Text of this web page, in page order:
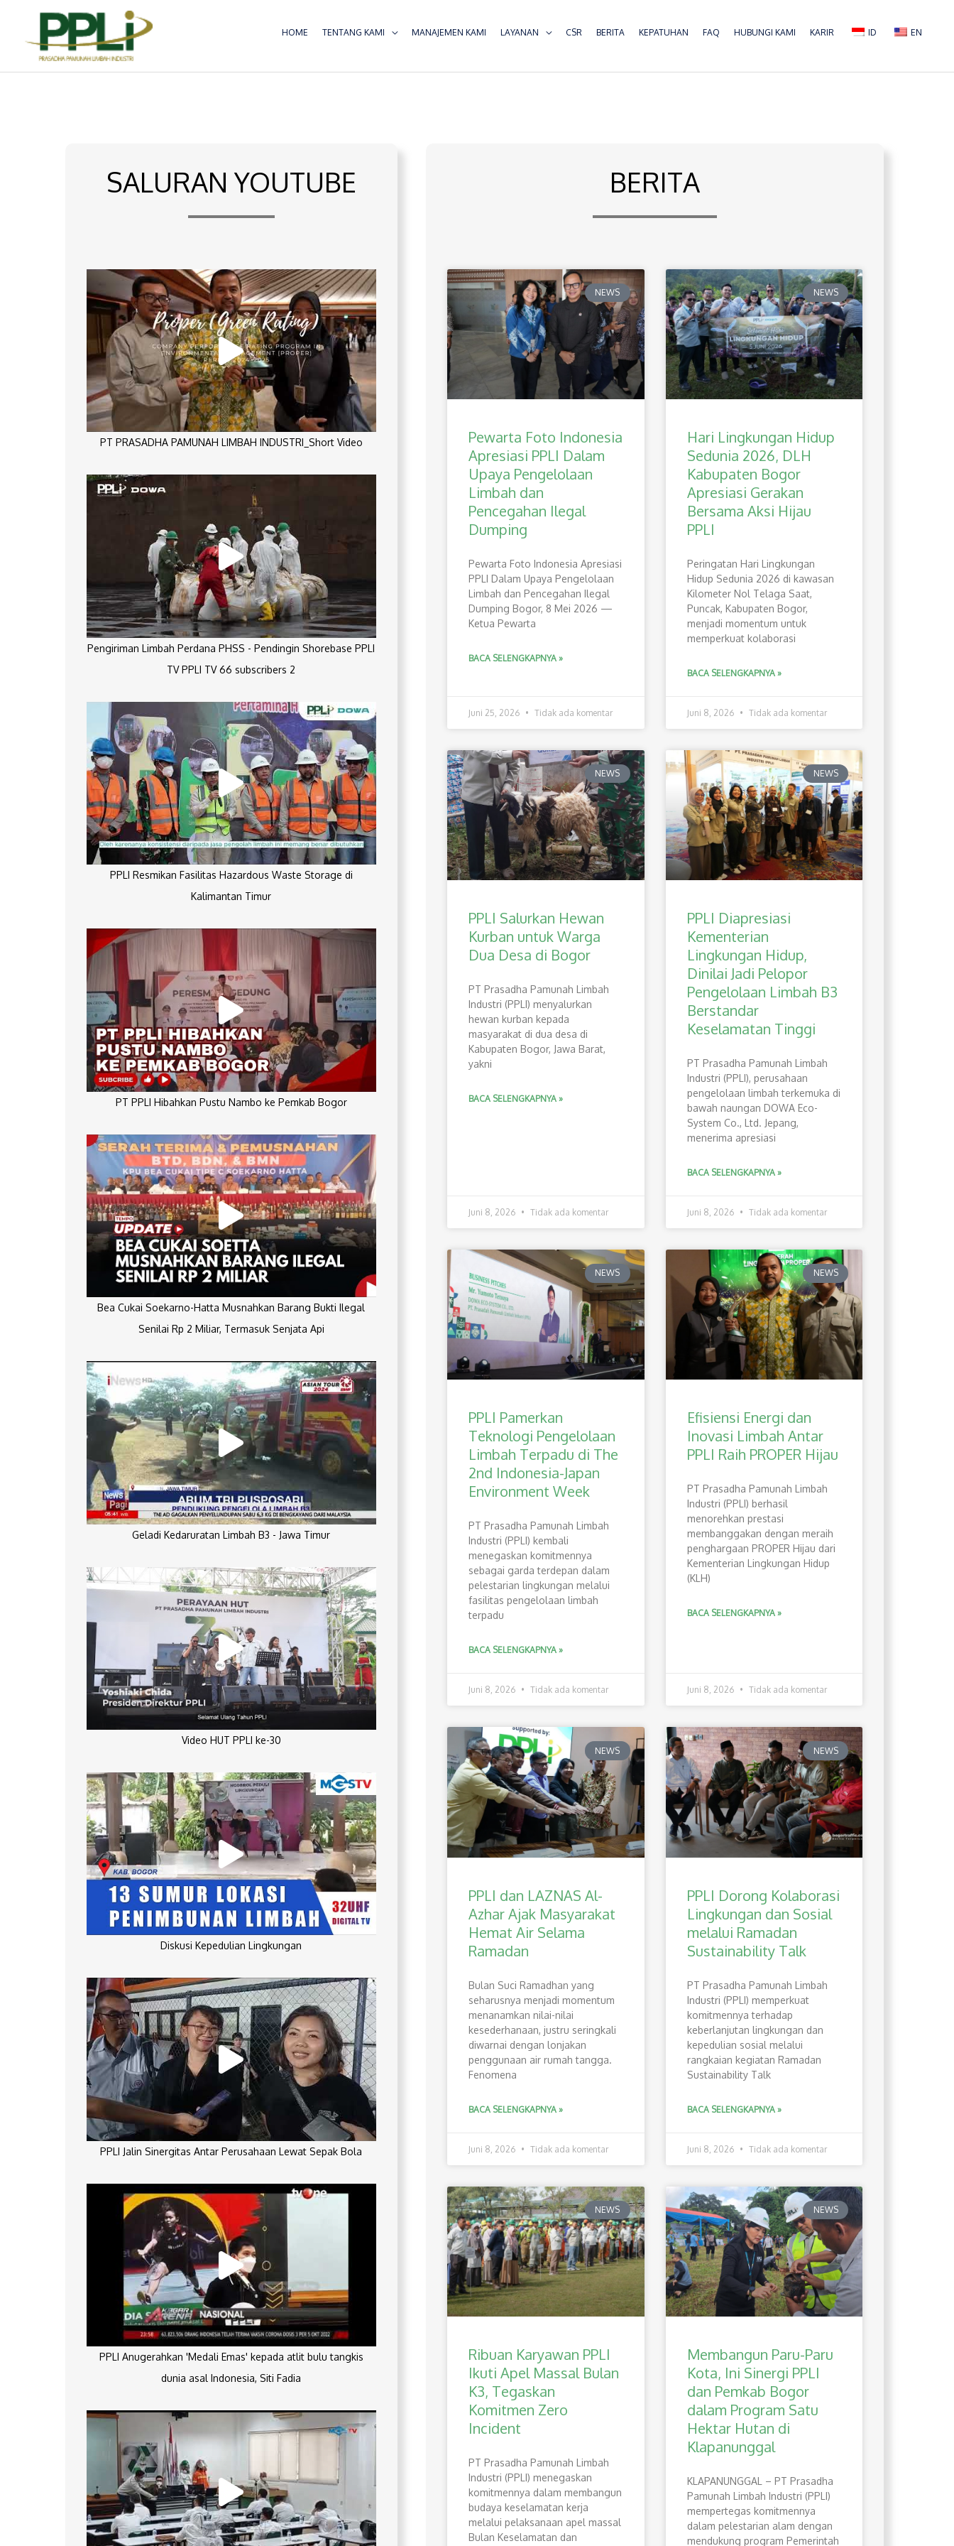
konten
HOME TENTANG KAMI MANAJEMEN KAMI LAYANAN CSR BERITA KEPATUHAN FAQ HUBUNGI KAMI KARIR ID EN
SALURAN YOUTUBE
PT PRASADHA PAMUNAH LIMBAH INDUSTRI_Short Video
Pengiriman Limbah Perdana PHSS - Pendingin Shorebase PPLI
TV PPLI TV 66 subscribers 2
PPLI Resmikan Fasilitas Hazardous Waste Storage di
Kalimantan Timur
PT PPLI Hibahkan Pustu Nambo ke Pemkab Bogor
Bea Cukai Soekarno-Hatta Musnahkan Barang Bukti Ilegal
Senilai Rp 2 Miliar, Termasuk Senjata Api
Geladi Kedaruratan Limbah B3 - Jawa Timur
Video HUT PPLI ke-30
Diskusi Kepedulian Lingkungan
PPLI Jalin Sinergitas Antar Perusahaan Lewat Sepak Bola
PPLI Anugerahkan 'Medali Emas' kepada atlit bulu tangkis
dunia asal Indonesia, Siti Fadia
BERITA
NEWS
Pewarta Foto Indonesia
Apresiasi PPLI Dalam
Upaya Pengelolaan
Limbah dan
Pencegahan Ilegal
Dumping
Pewarta Foto Indonesia Apresiasi
PPLI Dalam Upaya Pengelolaan
Limbah dan Pencegahan Ilegal
Dumping Bogor, 8 Mei 2026 —
Ketua Pewarta
BACA SELENGKAPNYA »
Juni 25, 2026 Tidak ada komentar
NEWS
Hari Lingkungan Hidup
Sedunia 2026, DLH
Kabupaten Bogor
Apresiasi Gerakan
Bersama Aksi Hijau
PPLI
Peringatan Hari Lingkungan
Hidup Sedunia 2026 di kawasan
Kilometer Nol Telaga Saat,
Puncak, Kabupaten Bogor,
menjadi momentum untuk
memperkuat kolaborasi
BACA SELENGKAPNYA »
Juni 8, 2026 Tidak ada komentar
NEWS
PPLI Salurkan Hewan
Kurban untuk Warga
Dua Desa di Bogor
PT Prasadha Pamunah Limbah
Industri (PPLI) menyalurkan
hewan kurban kepada
masyarakat di dua desa di
Kabupaten Bogor, Jawa Barat,
yakni
BACA SELENGKAPNYA »
Juni 8, 2026 Tidak ada komentar
NEWS
PPLI Diapresiasi
Kementerian
Lingkungan Hidup,
Dinilai Jadi Pelopor
Pengelolaan Limbah B3
Berstandar
Keselamatan Tinggi
PT Prasadha Pamunah Limbah
Industri (PPLI), perusahaan
pengelolaan limbah terkemuka di
bawah naungan DOWA Eco-
System Co., Ltd. Jepang,
menerima apresiasi
BACA SELENGKAPNYA »
Juni 8, 2026 Tidak ada komentar
NEWS
PPLI Pamerkan
Teknologi Pengelolaan
Limbah Terpadu di The
2nd Indonesia-Japan
Environment Week
PT Prasadha Pamunah Limbah
Industri (PPLI) kembali
menegaskan komitmennya
sebagai garda terdepan dalam
pelestarian lingkungan melalui
fasilitas pengelolaan limbah
terpadu
BACA SELENGKAPNYA »
Juni 8, 2026 Tidak ada komentar
NEWS
Efisiensi Energi dan
Inovasi Limbah Antar
PPLI Raih PROPER Hijau
PT Prasadha Pamunah Limbah
Industri (PPLI) berhasil
menorehkan prestasi
membanggakan dengan meraih
penghargaan PROPER Hijau dari
Kementerian Lingkungan Hidup
(KLH)
BACA SELENGKAPNYA »
Juni 8, 2026 Tidak ada komentar
NEWS
PPLI dan LAZNAS Al-
Azhar Ajak Masyarakat
Hemat Air Selama
Ramadan
Bulan Suci Ramadhan yang
seharusnya menjadi momentum
menanamkan nilai-nilai
kesederhanaan, justru seringkali
diwarnai dengan lonjakan
penggunaan air rumah tangga.
Fenomena
BACA SELENGKAPNYA »
Juni 8, 2026 Tidak ada komentar
NEWS
PPLI Dorong Kolaborasi
Lingkungan dan Sosial
melalui Ramadan
Sustainability Talk
PT Prasadha Pamunah Limbah
Industri (PPLI) memperkuat
komitmennya terhadap
keberlanjutan lingkungan dan
kepedulian sosial melalui
rangkaian kegiatan Ramadan
Sustainability Talk
BACA SELENGKAPNYA »
Juni 8, 2026 Tidak ada komentar
NEWS
Ribuan Karyawan PPLI
Ikuti Apel Massal Bulan
K3, Tegaskan
Komitmen Zero
Incident
PT Prasadha Pamunah Limbah
Industri (PPLI) menegaskan
komitmennya dalam membangun
budaya keselamatan kerja
melalui pelaksanaan apel massal
Bulan Keselamatan dan
NEWS
Membangun Paru-Paru
Kota, Ini Sinergi PPLI
dan Pemkab Bogor
dalam Program Satu
Hektar Hutan di
Klapanunggal
​KLAPANUNGGAL – PT Prasadha
Pamunah Limbah Industri (PPLI)
mempertegas komitmennya
dalam pelestarian alam dengan
mendukung program Pemerintah